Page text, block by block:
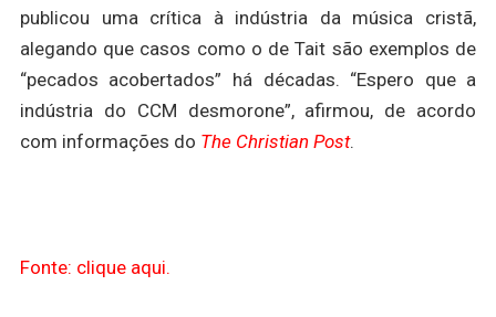
publicou uma crítica à indústria da música cristã,
alegando que casos como o de Tait são exemplos de
“pecados acobertados” há décadas. “Espero que a
indústria do CCM desmorone”, afirmou, de acordo
com informações do The Christian Post.
Fonte: clique aqui.